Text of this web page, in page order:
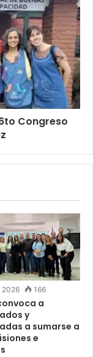
Congreso
2026 166
a
y
a sumarse a
e